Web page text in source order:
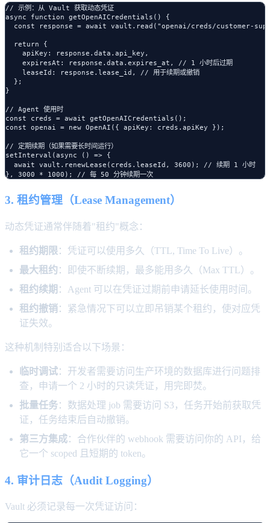
// 示例：从 Vault 获取动态凭证
async function getOpenAICredentials() {
const response = await vault.read("openai/creds/customer-
  return {
    apiKey: response.data.api_key,
    expiresAt: response.data.expires_at, // 1 小时后过期
    leaseId: response.lease_id, // 用于续期或撤销
  };
}
// Agent 使用时
const creds = await getOpenAICredentials();
const openai = new OpenAI({ apiKey: creds.apiKey });
// 定期续期（如果需要长时间运行）
setInterval(async () => {
  await vault.renewLease(creds.leaseId, 3600); // 续期 1 小时
3. 租约管理（Lease Management）
动态凭证通常伴随着"租约"概念：
租约期限：凭证可以使用多久（TTL, Time To Live）。
最大租约 ：即使不断续期，最多能用多久（Max TTL）。
租约续期 ：Agent 可以在凭证过期前申请延长使用时间。
租约撤销 ：紧急情况下可以立即吊销某个租约，使对应凭
证失效。
这种机制特别适合以下场景：
临时调试：开发者需要访问生产环境的数据库进行问题排
查，申请一个 2 小时的只读凭证，用完即焚。
批量任务：数据处理 job 需要访问 S3，任务开始前获取凭
证，任务结束后自动撤销。
第三方集成：合作伙伴的 webhook 需要访问你的 API，给
它一个 scoped 且短期的 token。
4. 审计日志（Audit Logging）
Vault 必须记录每一次凭证访问：